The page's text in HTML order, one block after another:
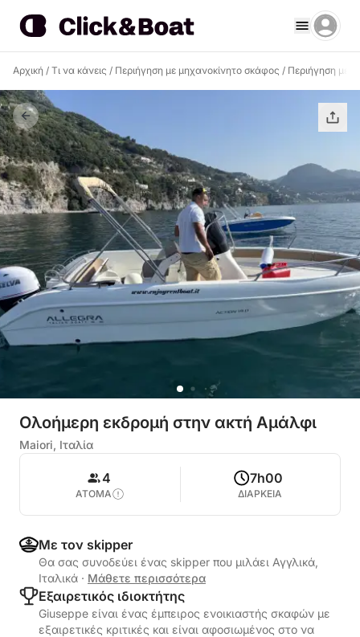
Αρχική / Τι να κάνεις / Περιήγηση με μηχανοκίνητο σκάφος / Περιήγηση με
Ολοήμερη εκδρομή στην ακτή Αμάλφι
Maiori, Ιταλία
4
ΑΤΟΜΑ
7h00
ΔΙΑΡΚΕΙΑ
Με τον skipper
Θα σας συνοδεύει ένας skipper που μιλάει Αγγλικά,
Ιταλικά · Μάθετε περισσότερα
Εξαιρετικός ιδιοκτήτης
Giuseppe είναι ένας έμπειρος ενοικιαστής σκαφών με
εξαιρετικές κριτικές και είναι αφοσιωμένος στο να